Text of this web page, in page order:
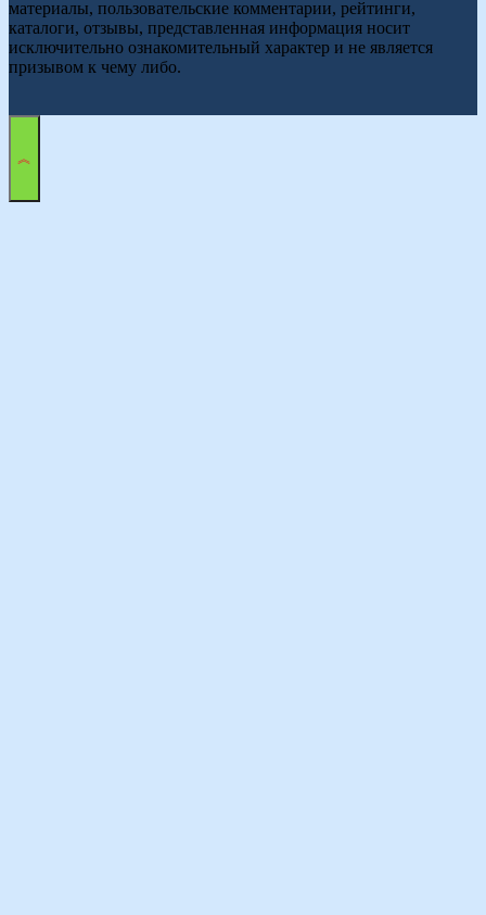
материалы, пользовательские комментарии, рейтинги,
каталоги, отзывы, представленная информация носит
исключительно ознакомительный характер и не является
призывом к чему либо.